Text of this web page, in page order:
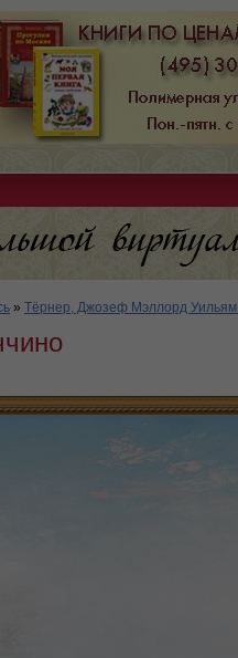
» Тёрнер, Джозеф Мэллорд Уильям